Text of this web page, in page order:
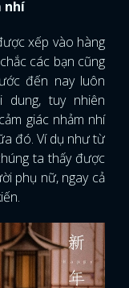
nhí
xếp vào hàng
các bạn cũng
đến nay luôn
tuy nhiên
giác nhảm nhí
đó. Ví dụ như từ
ta thấy được
phụ nữ, ngay cả